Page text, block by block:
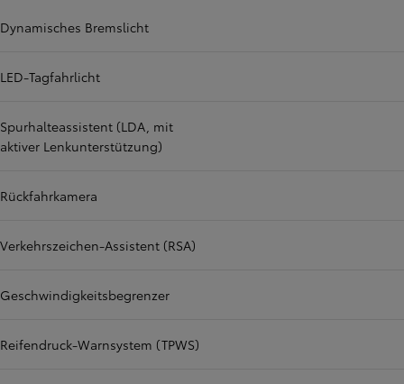
Dynamisches Bremslicht
LED-Tagfahrlicht
Spurhalteassistent (LDA, mit
aktiver Lenkunterstützung)
Rückfahrkamera
Verkehrszeichen-Assistent (RSA)
Geschwindigkeitsbegrenzer
Reifendruck-Warnsystem (TPWS)